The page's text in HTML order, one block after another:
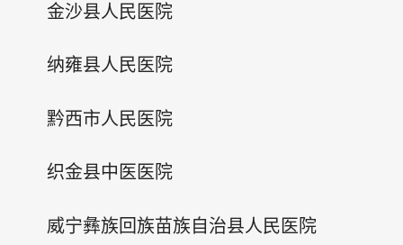
金沙县人民医院
纳雍县人民医院
黔西市人民医院
织金县中医医院
威宁彝族回族苗族自治县人民医院